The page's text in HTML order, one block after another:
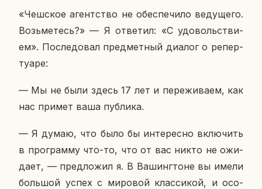
«Чеш­ское агент­ство не обес­пе­чи­ло ве­ду­ще­го.
Возь­ме­тесь?» — Я от­ве­тил: «С удо­воль­стви­
ем». По­сле­до­вал пред­мет­ный диалог о ре­пер­
ту­а­ре:
— Мы не были здесь 17 лет и пе­ре­жи­ва­ем, как
нас примет ваша пуб­ли­ка.
— Я думаю, что было бы ин­те­рес­но вклю­чить
в про­грам­му что-то, что от вас никто не ожи­
да­ет, — пред­ло­жил я. В Ва­шинг­тоне вы имели
боль­шой успех с ми­ро­вой клас­си­кой, и осо­